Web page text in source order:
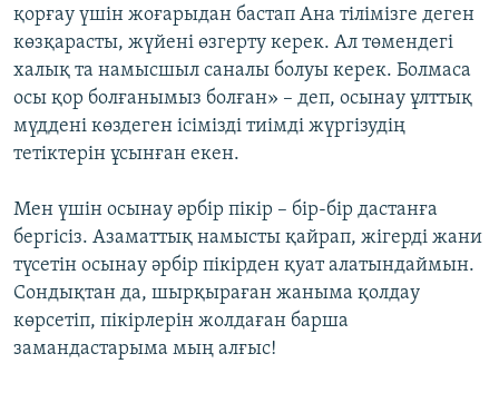
қорғау үшін жоғарыдан бастап Ана тілімізге деген
көзқарасты, жүйені өзгерту керек. Ал төмендегі
халық та намысшыл саналы болуы керек. Болмаса
осы қор болғанымыз болған» – деп, осынау ұлттық
мүддені көздеген ісімізді тиімді жүргізудің
тетіктерін ұсынған екен.
Мен үшін осынау әрбір пікір – бір-бір дастанға
бергісіз. Азаматтық намысты қайрап, жігерді жани
түсетін осынау әрбір пікірден қуат алатындаймын.
Сондықтан да, шырқыраған жаныма қолдау
көрсетіп, пікірлерін жолдаған барша
замандастарыма мың алғыс!